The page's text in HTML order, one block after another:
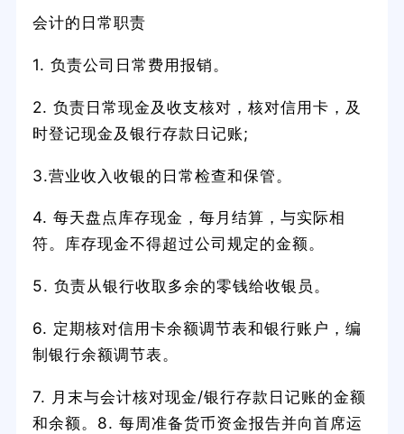
会计的日常职责
1. 负责公司日常费用报销。
2. 负责日常现金及收支核对，核对信用卡，及
时登记现金及银行存款日记账;
3.营业收入收银的日常检查和保管。
4. 每天盘点库存现金，每月结算，与实际相
符。库存现金不得超过公司规定的金额。
5. 负责从银行收取多余的零钱给收银员。
6. 定期核对信用卡余额调节表和银行账户，编
制银行余额调节表。
7. 月末与会计核对现金/银行存款日记账的金额
和余额。8. 每周准备货币资金报告并向首席运